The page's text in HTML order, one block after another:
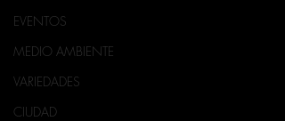
EVENTOS
MEDIO AMBIENTE
VARIEDADES
CIUDAD